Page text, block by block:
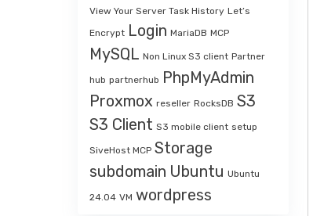
View Your Server Task History Let’s
Encrypt Login MariaDB MCP
MySQL Non Linux S3 client Partner
hub partnerhub PhpMyAdmin
Proxmox reseller RocksDB S3
S3 Client S3 mobile client setup
SiveHost MCP Storage
subdomain Ubuntu Ubuntu
24.04 VM wordpress